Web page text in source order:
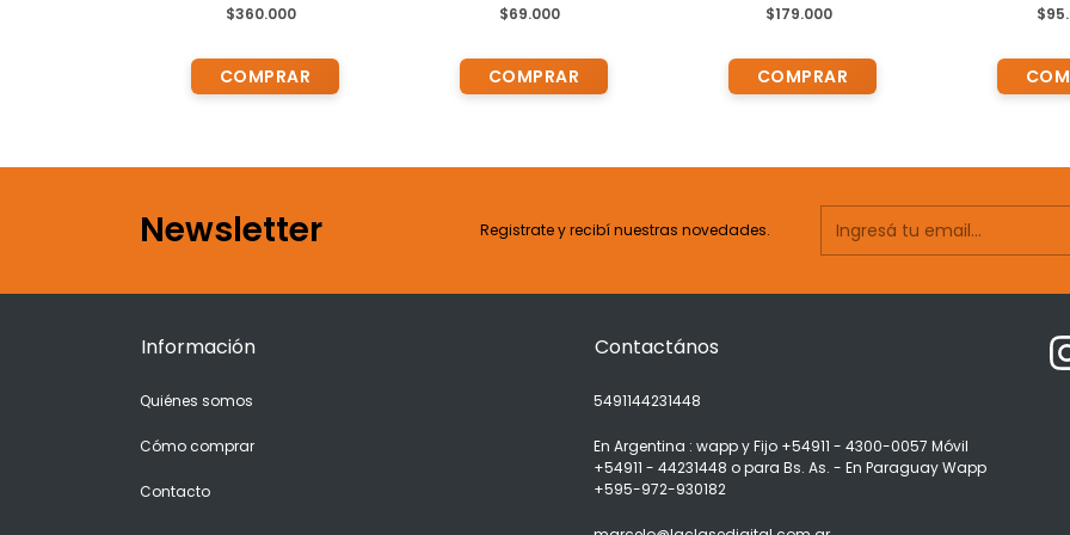
$360.000 $69.000
plexo braquial y lumbar XC-
$179.000
Newsletter Registrate y recibí nuestras novedades.
Información
Quiénes somos
Cómo comprar
Contacto
Contactános
5491144231448
En Argentina : wapp y Fijo +54911 - 4300-0057 Móvil
+54911 - 44231448 o para Bs. As. - En Paraguay Wapp
+595-972-930182